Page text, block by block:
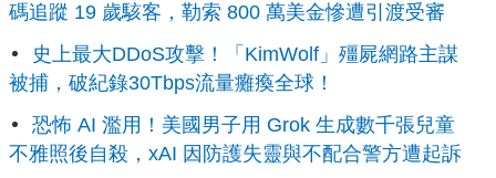
碼追蹤 19 歲駭客，勒索 800 萬美金慘遭引渡受審
史上最大DDoS攻擊！「KimWolf」殭屍網路主謀
被捕，破紀錄30Tbps流量癱瘓全球！
恐怖 AI 濫用！美國男子用 Grok 生成數千張兒童
不雅照後自殺，xAI 因防護失靈與不配合警方遭起訴